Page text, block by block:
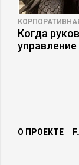
Когда
управление
О ПРОЕКТЕ